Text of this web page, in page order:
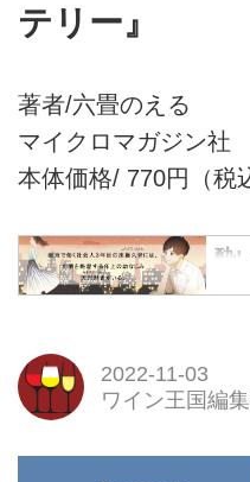
テリー』
著者/六畳のえる
マイクロマガジン社
本体価格/ 770円（税
酔
理
2022-11-03
ワイン王国編